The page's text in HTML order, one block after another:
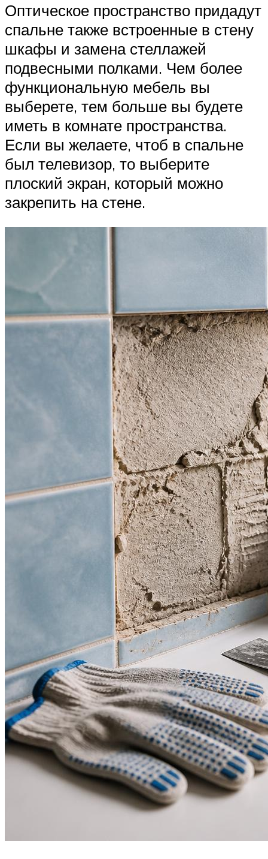
Оптическое пространство придадут
спальне также встроенные в стену
шкафы и замена стеллажей
подвесными полками. Чем более
функциональную мебель вы
выберете, тем больше вы будете
иметь в комнате пространства.
Если вы желаете, чтоб в спальне
был телевизор, то выберите
плоский экран, который можно
закрепить на стене.